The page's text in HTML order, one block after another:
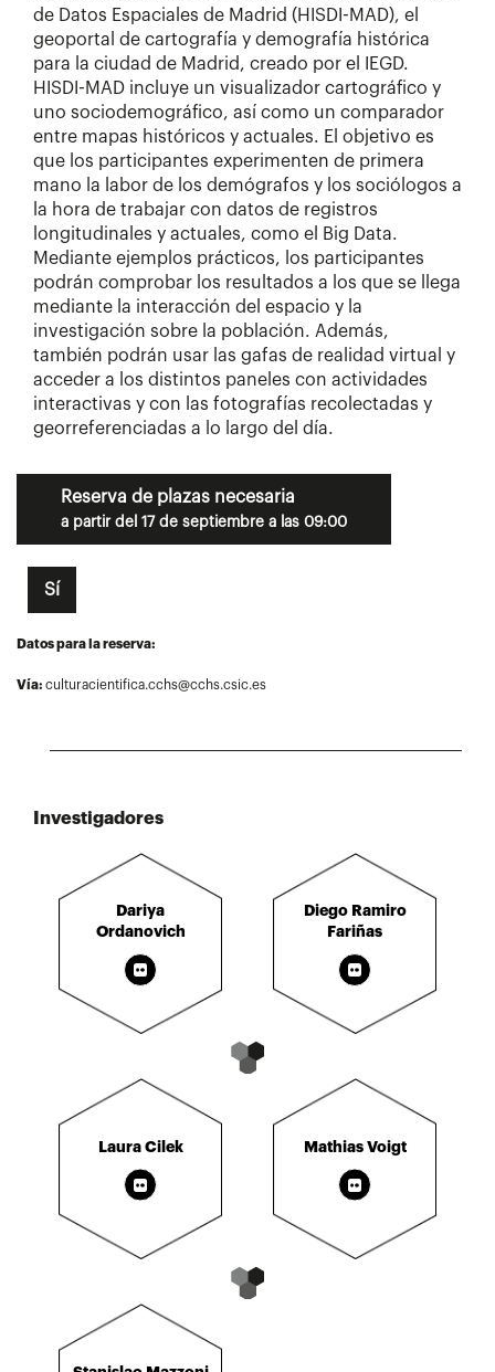
de Datos Espaciales de Madrid (HISDI-MAD), el
geoportal de cartografía y demografía histórica
para la ciudad de Madrid, creado por el IEGD.
HISDI-MAD incluye un visualizador cartográfico y
uno sociodemográfico, así como un comparador
entre mapas históricos y actuales. El objetivo es
que los participantes experimenten de primera
mano la labor de los demógrafos y los sociólogos a
la hora de trabajar con datos de registros
longitudinales y actuales, como el Big Data.
Mediante ejemplos prácticos, los participantes
podrán comprobar los resultados a los que se llega
mediante la interacción del espacio y la
investigación sobre la población. Además,
también podrán usar las gafas de realidad virtual y
acceder a los distintos paneles con actividades
interactivas y con las fotografías recolectadas y
georreferenciadas a lo largo del día.
Reserva de plazas necesaria
a partir del 17 de septiembre a las 09:00
Sí
Datos para la reserva:
Vía: culturacientifica.cchs@cchs.csic.es
Investigadores
Dariya
Ordanovich
Diego Ramiro
Fariñas
Laura Cilek Mathias Voigt